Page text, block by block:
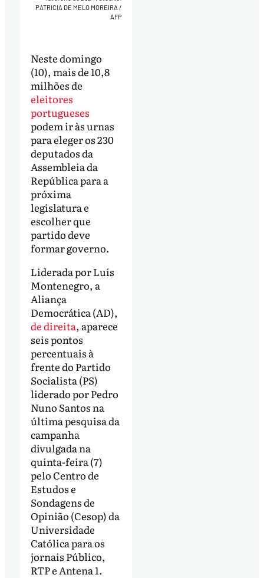
PATRICIA DE MELO MOREIRA /
AFP
Neste domingo
(10), mais de 10,8
milhões de
eleitores
portugueses
podem ir às urnas
para eleger os 230
deputados da
Assembleia da
República para a
próxima
legislatura e
escolher que
partido deve
formar governo.
Liderada por Luís
Montenegro, a
Aliança
Democrática (AD),
de direita, aparece
seis pontos
percentuais à
frente do Partido
Socialista (PS)
liderado por Pedro
Nuno Santos na
última pesquisa da
campanha
divulgada na
quinta-feira (7)
pelo Centro de
Estudos e
Sondagens de
Opinião (Cesop) da
Universidade
Católica para os
jornais Público,
RTP e Antena 1.